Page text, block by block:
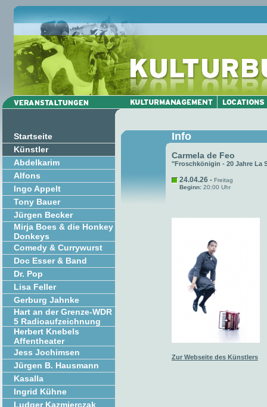
Startseite
Künstler
Abdelkarim
Alfons
Ingo Appelt
Tony Bauer
Jürgen Becker
Mirja Boes & die Honkey
Donkeys
Comedy & Currywurst
Doc Esser & Band
Dr. Pop
Lisa Feller
Gerburg Jahnke
Hart an der Grenze-WDR
5 Radioaufzeichnung
Herbert Knebels
Affentheater
Jess Jochimsen
Jürgen B. Hausmann
Kasalla
Ingrid Kühne
Ludger Kazmierczak
Info
Carmela de Feo
"Froschkönigin - 20 Jahre La
24.04.26 - Freitag
Beginn: 20:00 Uhr
Zur Webseite des Künstlers